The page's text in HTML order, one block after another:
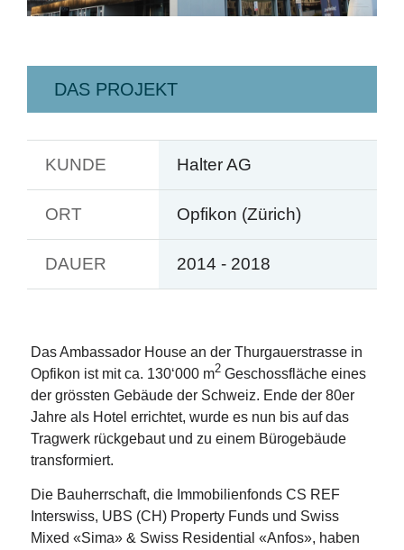
DAS PROJEKT
KUNDE Halter AG
ORT Opfikon (Zürich)
DAUER 2014 - 2018
Das Ambassador House an der Thurgauerstrasse in
Opfikon ist mit ca. 130‘000 m2Geschossfläche eines
der grössten Gebäude der Schweiz. Ende der 80er
Jahre als Hotel errichtet, wurde es nun bis auf das
Tragwerk rückgebaut und zu einem Bürogebäude
transformiert.
Die Bauherrschaft, die Immobilienfonds CS REF
Interswiss, UBS (CH) Property Funds und Swiss
Mixed «Sima» & Swiss Residential «Anfos», haben